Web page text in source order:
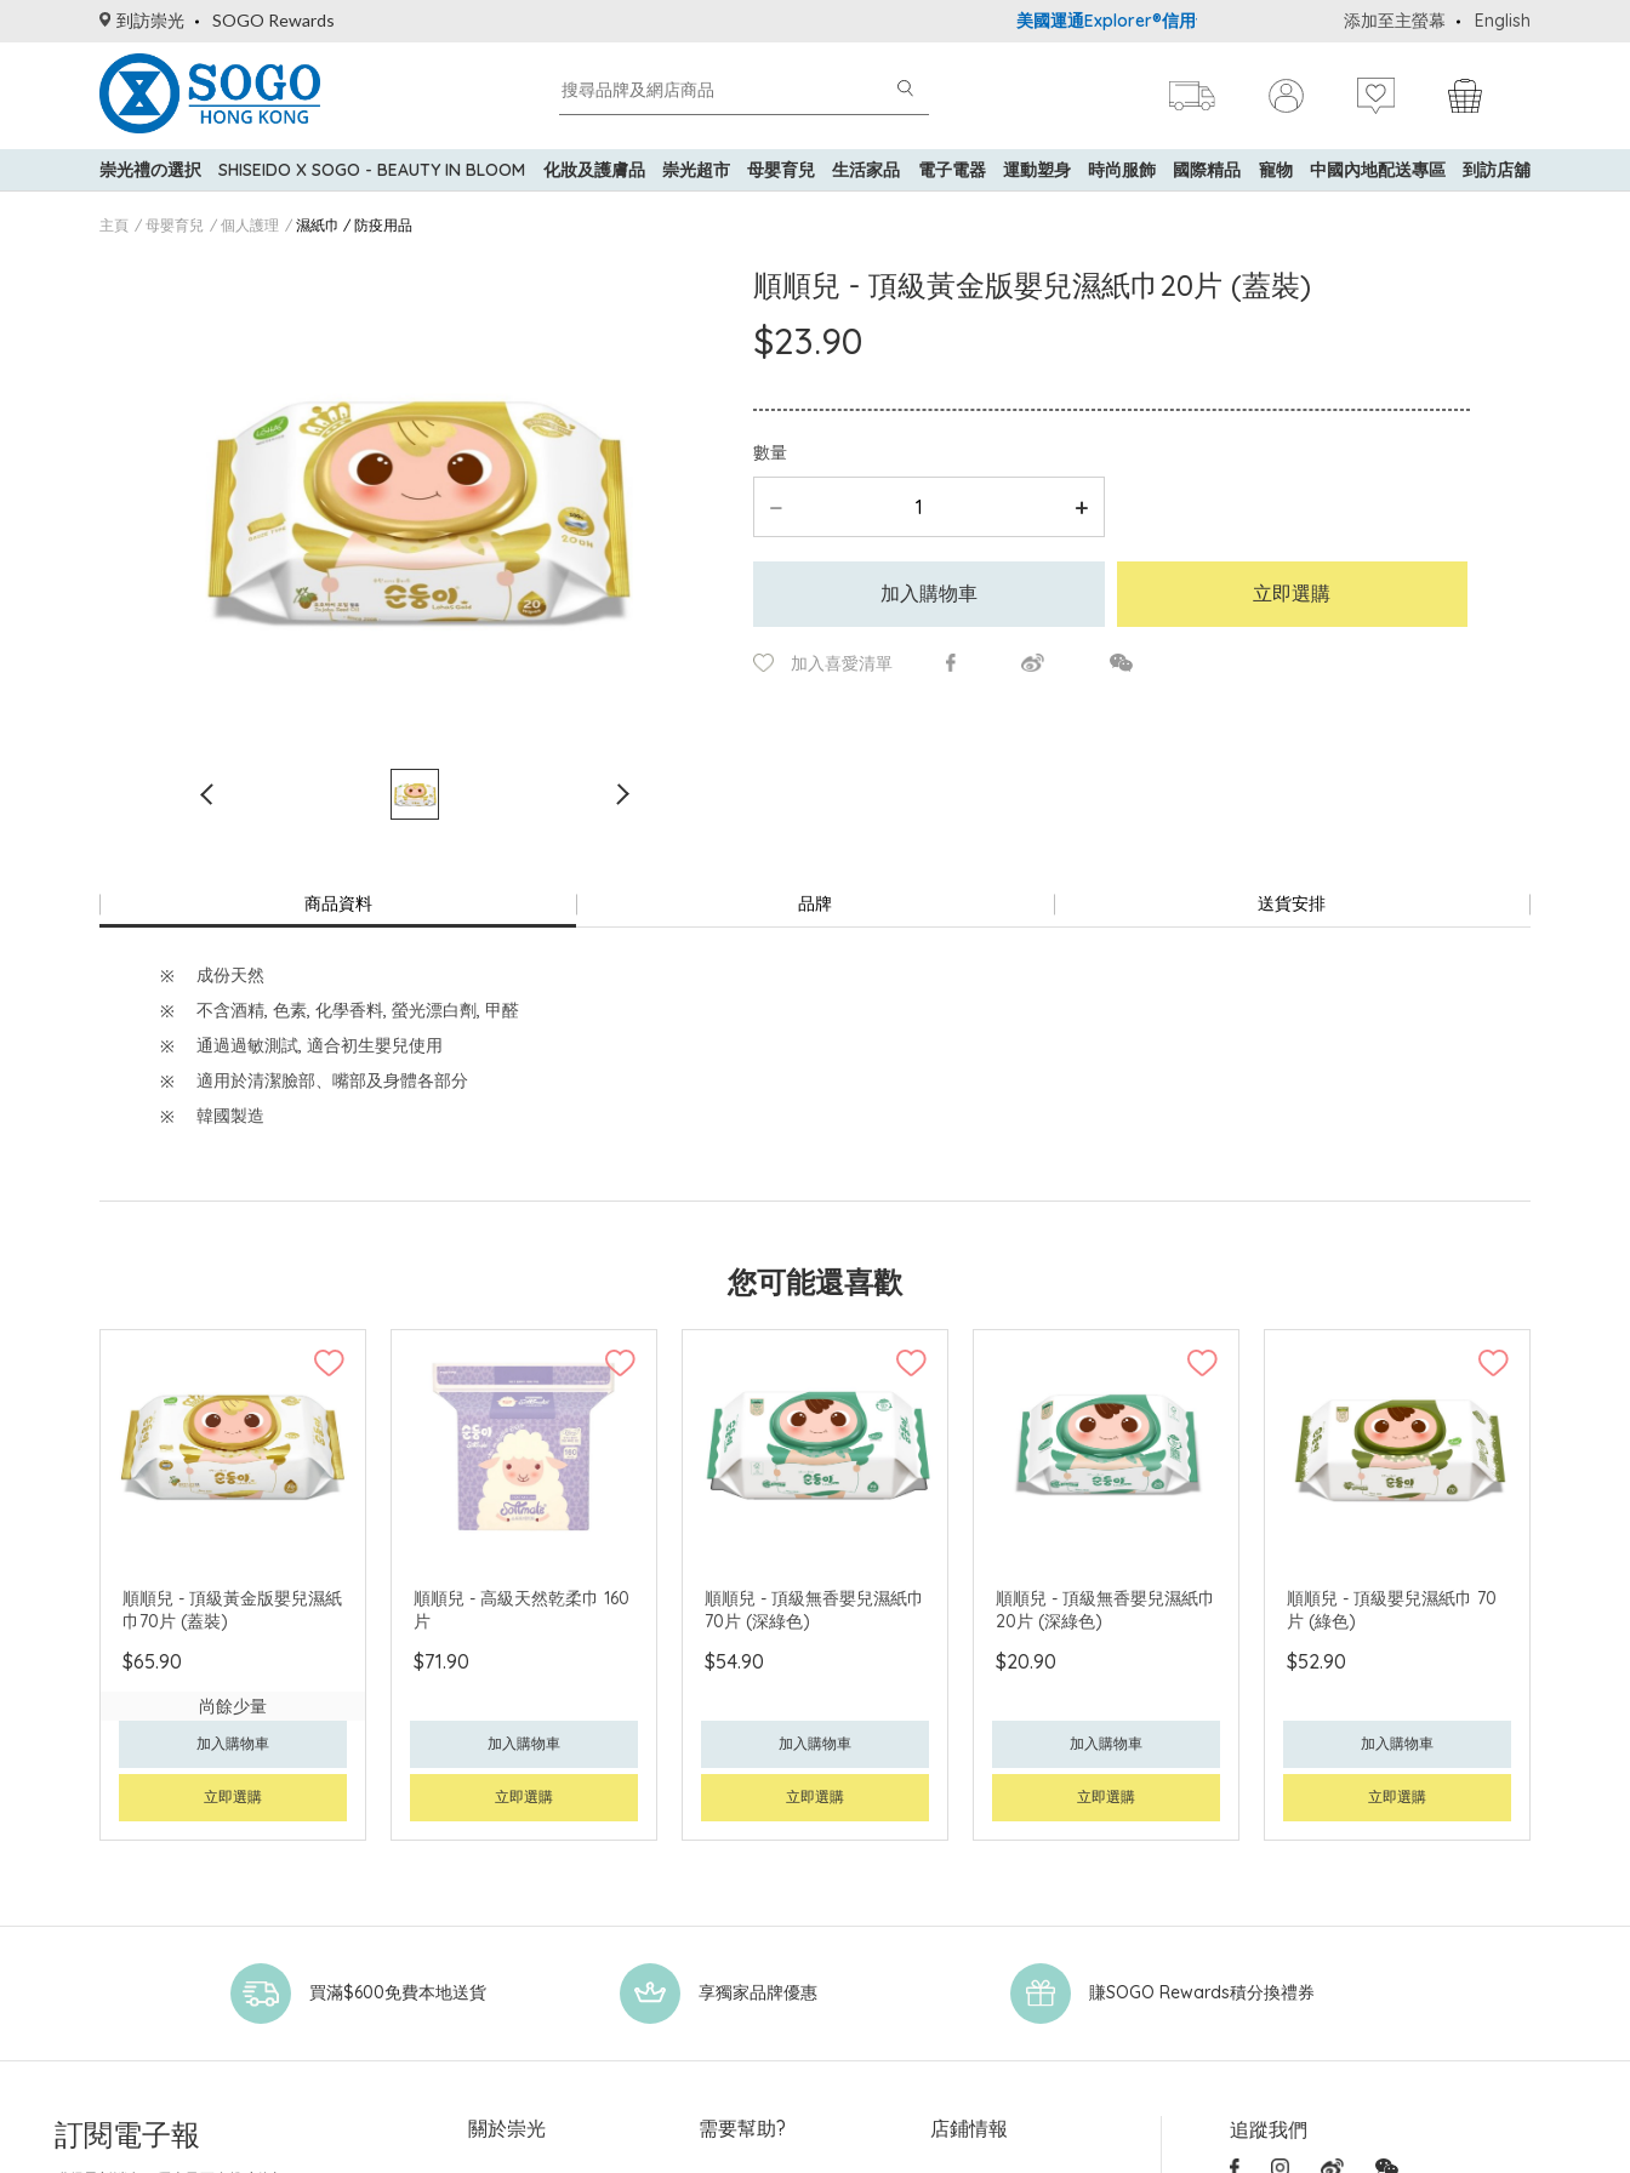
到訪崇光 SOGO Rewards 美國運通Explorer®信用卡會員購物禮遇：高達5%簽賬回贈！ 購買一般貨品(冷凍食
添加至主螢幕 English
崇光禮の選択 SHISEIDO X SOGO - BEAUTY IN BLOOM 化妝及護膚品 崇光超市 母嬰育兒 生活家品 電子電器 運動塑身 時尚服飾 國際精品 寵物 中國內地配送專區 到訪店舖
主頁 母嬰育兒 個人護理 濕紙巾 / 防疫用品
順順兒 - 頂級黃金版嬰兒濕紙巾20片 (蓋裝)
$23.90
數量
加入購物車 立即選購
加入喜愛清單
商品資料 品牌 送貨安排
成份天然
不含酒精, 色素, 化學香料, 螢光漂白劑, 甲醛
通過過敏測試, 適合初生嬰兒使用
適用於清潔臉部、嘴部及身體各部分
韓國製造
您可能還喜歡
順順兒 - 頂級黃金版嬰兒濕紙
巾70片 (蓋裝)
$65.90
尚餘少量
加入購物車
立即選購
順順兒 - 高級天然乾柔巾 160
片
$71.90
加入購物車
立即選購
順順兒 - 頂級無香嬰兒濕紙巾
70片 (深綠色)
$54.90
加入購物車
立即選購
順順兒 - 頂級無香嬰兒濕紙巾
20片 (深綠色)
$20.90
加入購物車
立即選購
順順兒 - 頂級嬰兒濕紙巾 70
片 (綠色)
$52.90
加入購物車
立即選購
買滿$600免費本地送貨 享獨家品牌優惠 賺SOGO Rewards積分換禮券
訂閱電子報 關於崇光 需要幫助? 店鋪情報 追蹤我們